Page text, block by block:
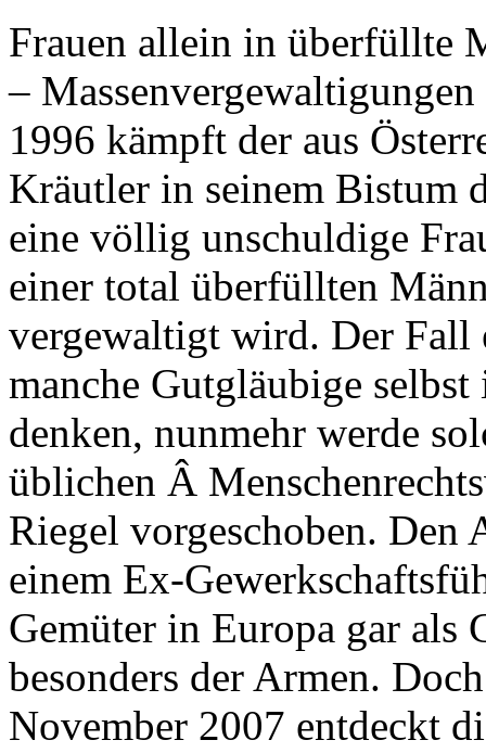
Frauen allein in überfüllte
– Massenvergewaltigungen
1996 kämpft der aus
Kräutler in seinem Bistum
eine völlig unschuldige
einer total überfüllten
vergewaltigt wird. Der Fall
manche Gutgläubige
denken, nunmehr werde
üblichen Â
Riegel vorgeschoben. Den
einem Ex-
Gemüter in Europa gar als
besonders der Armen.
November 2007 entdeckt